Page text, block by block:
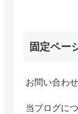
固定ペー
お問い合わせ
当ブログに